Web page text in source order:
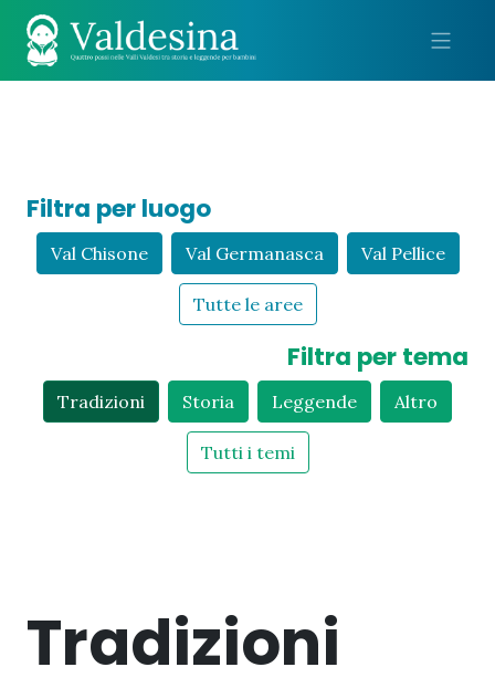
Filtra per luogo
Val Chisone Val Germanasca Val Pellice
Tutte le aree
Filtra per tema
Tradizioni Storia Leggende Altro
Tutti i temi
Tradizioni